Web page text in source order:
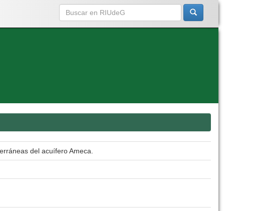
del acuífero Ameca.